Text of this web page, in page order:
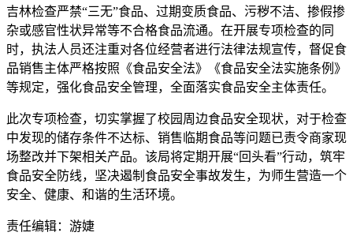
吉林检查严禁“三无”食品、过期变质食品、污秽不洁、掺假掺
杂或感官性状异常等不合格食品流通。在开展专项检查的同
时，执法人员还注重对各位经营者进行法律法规宣传，督促食
品销售主体严格按照《食品安全法》《食品安全法实施条例》
等规定，强化食品安全管理，全面落实食品安全主体责任。
此次专项检查，切实掌握了校园周边食品安全现状，对于检查
中发现的储存条件不达标、销售临期食品等问题已责令商家现
场整改并下架相关产品。该局将定期开展“回头看”行动，筑牢
食品安全防线，坚决遏制食品安全事故发生，为师生营造一个
安全、健康、和谐的生活环境。
责任编辑：游婕